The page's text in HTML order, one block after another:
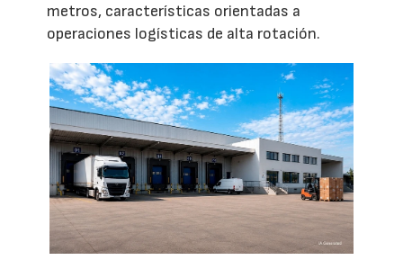
metros, características orientadas a
operaciones logísticas de alta rotación.